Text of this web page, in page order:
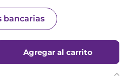
bancarias
Agregar al carrito